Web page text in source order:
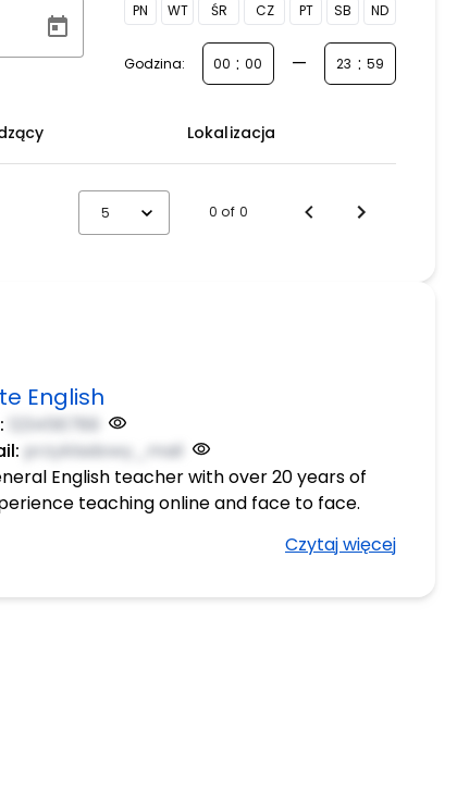
PN WT ŚR CZ PT SB ND
Godzina: : — :
Lokalizacja
5 0 of 0
English
123456789
przykladowy_mail
English teacher with over 20 years of
teaching online and face to face.
Czytaj więcej